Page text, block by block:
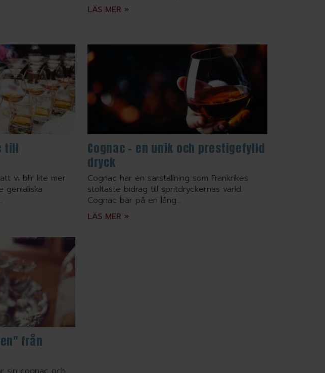
LÄS MER »
till
vi blir lite mer
genialiska
Cognac – en unik och prestigefylld
dryck
Cognac har en särställning som Frankrikes
stoltaste bidrag till spritdryckernas värld.
Cognac bär på en lång...
LÄS MER »
från